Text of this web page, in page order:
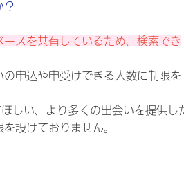
？
スを共有しているため、検索でき
申込や申受けできる人数に制限を
しい、より多くの出会いを提供し
設けておりません。